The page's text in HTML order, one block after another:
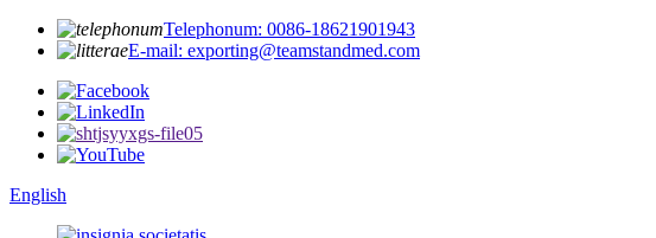
Telephonum: 0086-18621901943
E-mail: exporting@teamstandmed.com
English